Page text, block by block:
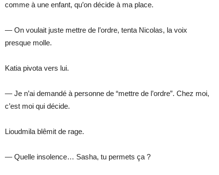
comme à une enfant, qu’on décide à ma place.
— On voulait juste mettre de l’ordre, tenta Nicolas, la voix
presque molle.
Katia pivota vers lui.
— Je n’ai demandé à personne de “mettre de l’ordre”. Chez moi,
c’est moi qui décide.
Lioudmila blêmit de rage.
— Quelle insolence… Sasha, tu permets ça ?